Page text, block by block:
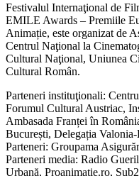
Festivalul Internaţional de
EMILE Awards – Premiile
Animație, este organizat de
Centrul Naţional la
Cultural Naţional, Uniunea
Cultural Român.
Parteneri instituţionali:
Forumul Cultural Austriac,
Ambasada Franței în
București, Delegația
Parteneri: Groupama
Parteneri media: Radio
Urbană, Proanimatie.ro,